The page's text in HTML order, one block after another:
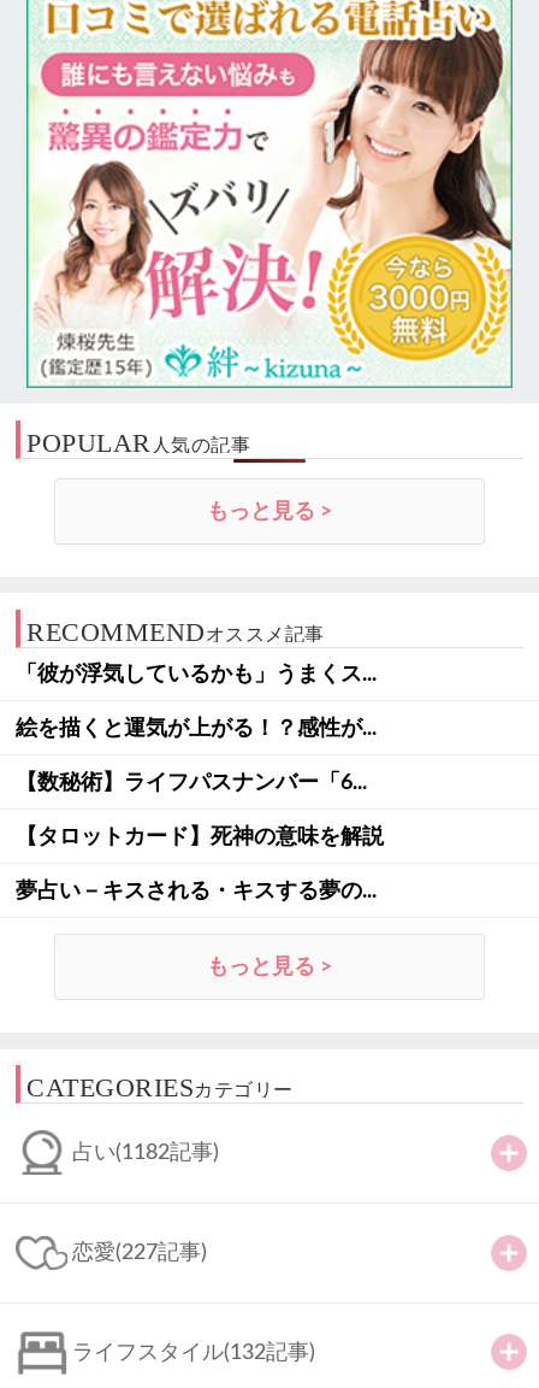
POPULAR 人気の記事
もっと見る >
RECOMMENDオススメ記事
「彼が浮気しているかも」うまくス...
絵を描くと運気が上がる！？感性が...
【数秘術】ライフパスナンバー「6...
【タロットカード】死神の意味を解説
夢占い－キスされる・キスする夢の...
もっと見る >
CATEGORIESカテゴリー
占い(1182記事)
恋愛(227記事)
ライフスタイル(132記事)